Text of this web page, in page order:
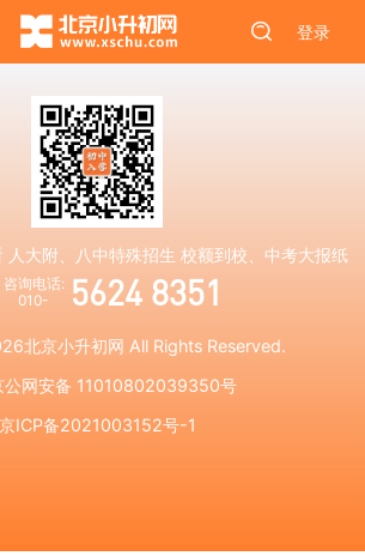
登录
人大附、八中特殊招生 校额到校、中考大报纸
咨询电话:
010-
5624 8351
北京小升初网 All Rights Reserved.
公网安备 11010802039350号
京ICP备2021003152号-1